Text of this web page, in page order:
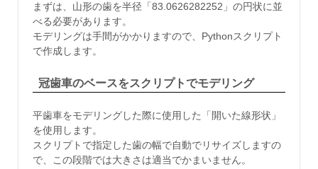
まずは、山形の歯を半径「83.0626282252」の円状に並
べる必要があります。
モデリングは手間がかかりますので、Pythonスクリプト
で作成します。
冠歯車のベースをスクリプトでモデリング
平歯車をモデリングした際に使用した「開いた線形状」
を使用します。
スクリプトで指定した歯の幅で自動でリサイズしますの
で、この段階では大きさは適当でかまいません。